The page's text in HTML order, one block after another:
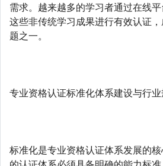
需求。越来越多的学习者通过在线
这些非传统学习成果进行有效认证
题之一。
专业资格认证标准化体系建设与行
标准化是专业资格认证体系发展的